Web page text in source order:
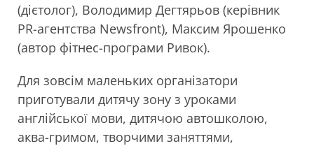
(дієтолог), Володимир Дегтярьов (керівник
PR-агентства Newsfront), Максим Ярошенко
(автор фітнес-програми Ривок).
Для зовсім маленьких організатори
приготували дитячу зону з уроками
англійської мови, дитячою автошколою,
аква-гримом, творчими заняттями,